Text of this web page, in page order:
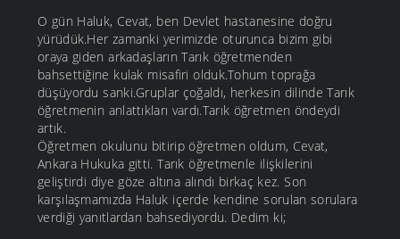
O gün Haluk, Cevat, ben Devlet hastanesine doğru
yürüdük.Her zamanki yerimizde oturunca bizim gibi
oraya giden arkadaşların Tarık öğretmenden
bahsettiğine kulak misafiri olduk.Tohum toprağa
düşüyordu sanki.Gruplar çoğaldı, herkesin dilinde Tarık
öğretmenin anlattıkları vardı.Tarık öğretmen öndeydi
artık.
Öğretmen okulunu bitirip öğretmen oldum, Cevat,
Ankara Hukuka gitti. Tarık öğretmenle ilişkilerini
geliştirdi diye göze altına alındı birkaç kez. Son
karşılaşmamızda Haluk içerde kendine sorulan sorulara
verdiği yanıtlardan bahsediyordu. Dedim ki;